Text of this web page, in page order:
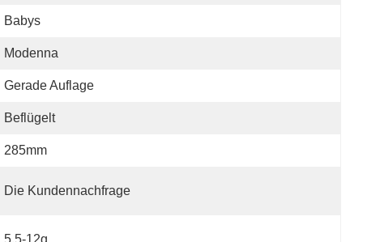
Babys
Modenna
Gerade Auflage
Beflügelt
285mm
Die Kundennachfrage
5.5-12g